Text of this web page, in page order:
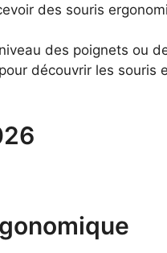
des souris
des poignets ou de
découvrir les souris